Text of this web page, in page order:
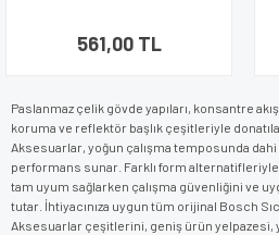
561,00 TL
Paslanmaz çelik gövde yapıları, konsantre
koruma ve reflektör başlık çeşitleriyle
Aksesuarlar, yoğun çalışma temposunda
performans sunar. Farklı form alternatifleriyle
tam uyum sağlarken çalışma güvenliğini ve
tutar. İhtiyacınıza uygun tüm orijinal Bosch
Aksesuarlar çeşitlerini, geniş ürün